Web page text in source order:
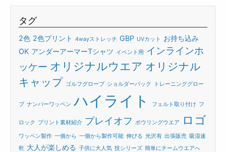
タグ
2色 2色プリント 4wayストレッチ GBP UVカット
お持ち込み
OK アンダーアーマーTシャツ イベント用
インラインホ
ッケー オリジナルウエア オリジナル
キャップ ゴルフグローブ ショルダーバック トレーニンググロー
ブ ナンバーワッペン ハイライト フェルト取り付け フ
ロック プリント素材紹介 プレイオフ ボウリングウエア ロゴ
ワッペン製作 一個から 一個から製作可能 伸びる 光沢有 出張販売 吸湿速
乾 大人が楽しめる 子供に大人気 技シリーズ 簡単にチームウエアへ